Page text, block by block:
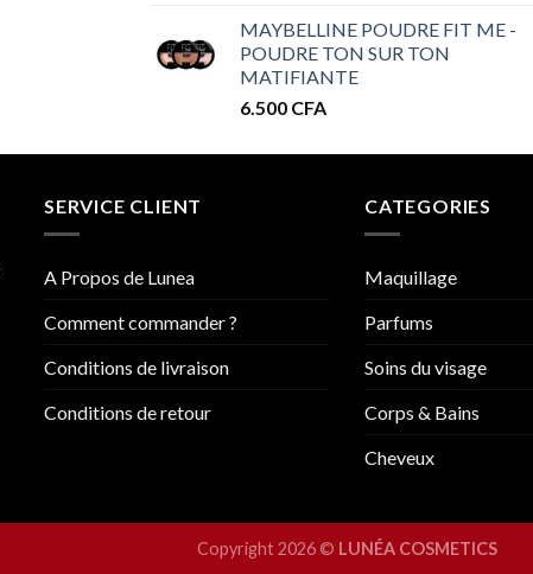
prix :
MAYBELLINE POUDRE FIT ME -
POUDRE TON SUR TON
MATIFIANTE
6.500 CFA
SERVICE CLIENT
A Propos de Lunea
Comment commander ?
Conditions de livraison
Conditions de retour
CATEGORIES
Maquillage
Parfums
Soins du visage
Corps & Bains
Cheveux
Copyright 2026 © LUNÉA COSMETICS